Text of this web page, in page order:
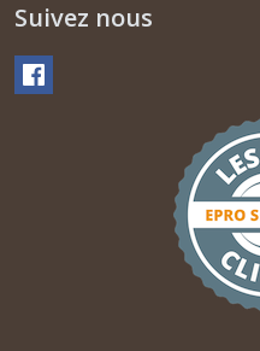
Suivez nous